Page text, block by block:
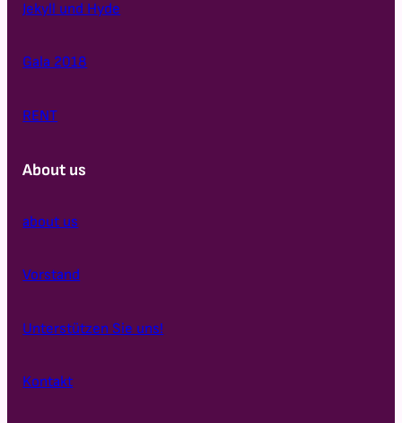
Jekyll und Hyde
Gala 2018
RENT
About us
about us
Vorstand
Unterstützen Sie uns!
Kontakt